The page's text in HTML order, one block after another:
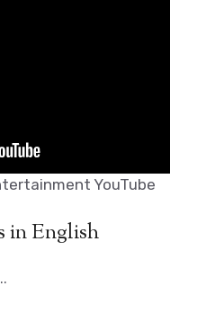
YouTube
in English